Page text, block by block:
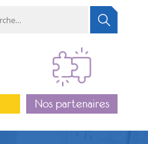
Nos partenaires